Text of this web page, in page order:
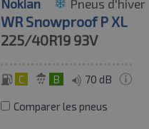
Nokian Pneus d'hiver
WR Snowproof P XL
225/40R19 93V
C B 70 dB
Comparer les pneus